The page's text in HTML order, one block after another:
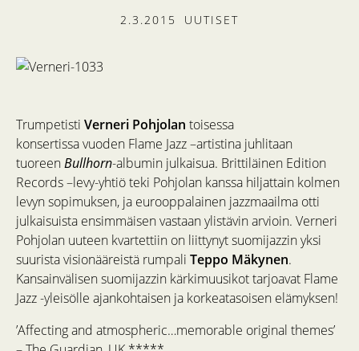
2.3.2015 UUTISET
Trumpetisti Verneri Pohjolan toisessa
konsertissa vuoden Flame Jazz –artistina juhlitaan
tuoreenBullhorn-albumin julkaisua. Brittiläinen Edition
Records –levy-yhtiö teki Pohjolan kanssa hiljattain kolmen
levyn sopimuksen, ja eurooppalainen jazzmaailma otti
julkaisuista ensimmäisen vastaan ylistävin arvioin. Verneri
Pohjolan uuteen kvartettiin on liittynyt suomijazzin yksi
suurista visionääreistä rumpali Teppo Mäkynen.
Kansainvälisen suomijazzin kärkimuusikot tarjoavat Flame
Jazz -yleisölle ajankohtaisen ja korkeatasoisen elämyksen!
’Affecting and atmospheric…memorable original themes’